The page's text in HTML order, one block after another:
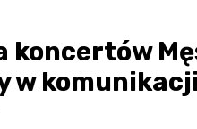
koncertów
w